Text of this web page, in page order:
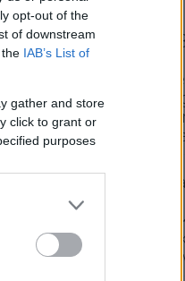
opt-out of the
of downstream
IAB’s List of
gather and store
click to grant or
purposes